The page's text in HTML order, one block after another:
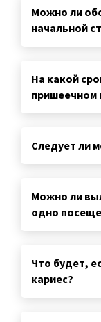
Можно ли
начальной
На какой
пришеечном
Следует ли
Можно ли
одно
Что будет,
кариес?